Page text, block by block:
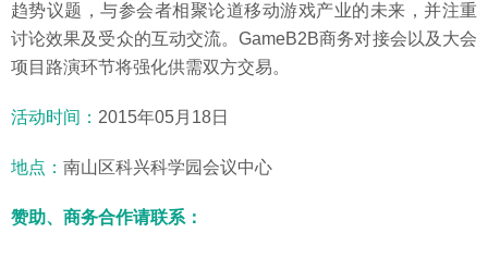
趋势议题，与参会者相聚论道移动游戏产业的未来，并注重
讨论效果及受众的互动交流。GameB2B商务对接会以及大会
项目路演环节将强化供需双方交易。
活动时间： 2015年05月18日
地点： 南山区科兴科学园会议中心
赞助、商务合作请联系：